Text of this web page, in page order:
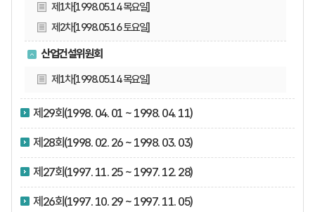
제1차[1998.05.14 목요일]
제2차[1998.05.16 토요일]
산업건설위원회
제1차[1998.05.14 목요일]
제29회(1998. 04. 01 ~ 1998. 04. 11)
제28회(1998. 02. 26 ~ 1998. 03. 03)
제27회(1997. 11. 25 ~ 1997. 12. 28)
제26회(1997. 10. 29 ~ 1997. 11. 05)